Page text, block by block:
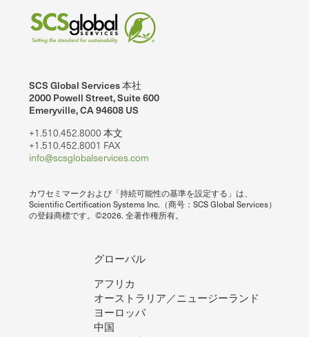
SCS Global Services 本社
2000 Powell Street, Suite 600
Emeryville, CA 94608 US
+1.510.452.8000 本文
+1.510.452.8001 FAX
info@scsglobalservices.com
カワセミマークおよび「持続可能性の基準を設定する」は、
Scientific Certification Systems Inc.（商号：SCS Global Services）
の登録商標です。©2026. 全著作権所有。
グローバル
アフリカ
オーストラリア／ニュージーランド
ヨーロッパ
中国